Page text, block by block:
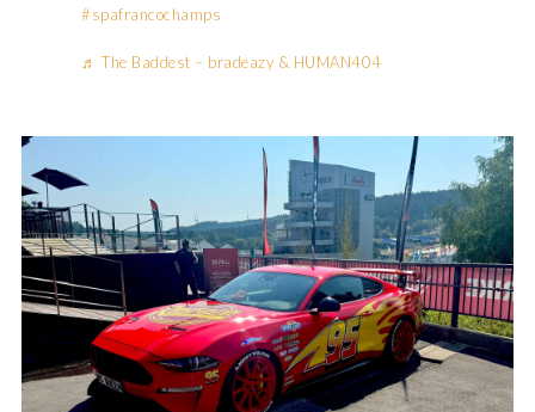
#spafrancochamps
♬ The Baddest – bradeazy & HUMAN404